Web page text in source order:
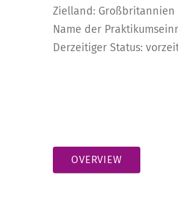
Zielland: Großbritannien
Name der
Derzeitiger Status:
OVERVIEW